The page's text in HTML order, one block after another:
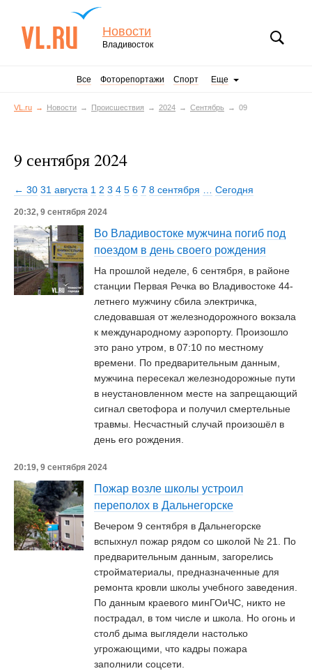
Новости
Владивосток
Все Фоторепортажи Спорт Еще
VL.ru Новости Происшествия 2024 Сентябрь 09
9 сентября 2024
← 30 31 августа 1 2 3 4 5 6 7 8 сентября Сегодня
20:32, 9 сентября 2024
Во Владивостоке мужчина погиб под
поездом в день своего рождения
На прошлой неделе, 6 сентября, в районе
станции Первая Речка во Владивостоке 44-
летнего мужчину сбила электричка,
следовавшая от железнодорожного вокзала
к международному аэропорту. Произошло
это рано утром, в 07:10 по местному
времени. По предварительным данным,
мужчина пересекал железнодорожные пути
в неустановленном месте на запрещающий
сигнал светофора и получил смертельные
травмы. Несчастный случай произошёл в
день его рождения.
20:19, 9 сентября 2024
Пожар возле школы устроил
переполох в Дальнегорске
Вечером 9 сентября в Дальнегорске
вспыхнул пожар рядом со школой № 21. По
предварительным данным, загорелись
стройматериалы, предназначенные для
ремонта кровли школы учебного заведения.
По данным краевого минГОиЧС, никто не
пострадал, в том числе и школа. Но огонь и
столб дыма выглядели настолько
угрожающими, что кадры пожара
заполнили соцсети.